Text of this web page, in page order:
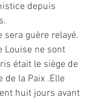
depuis
sera guère relayé.
Louise ne sont
était le siège de
de la Paix .Elle
huit jours avant